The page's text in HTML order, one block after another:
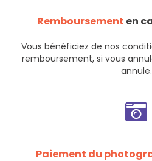
Remboursement en
Vous bénéficiez de nos
remboursement, si vous
annule.
Paiement du